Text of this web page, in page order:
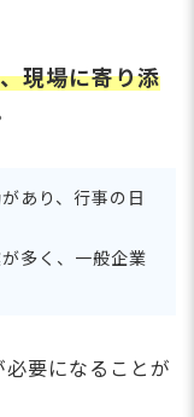
現場に寄り添
あり、行事の日
多く、一般企業
要になることが